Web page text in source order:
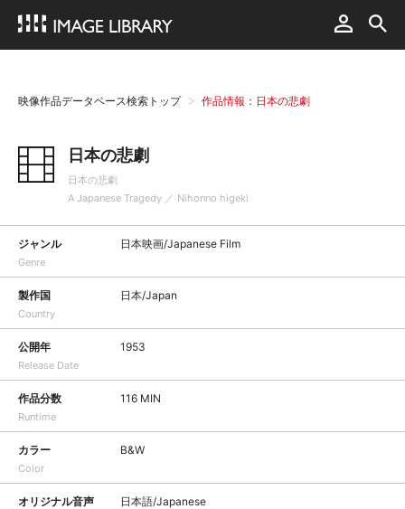
映像作品データベース検索トップ 作品情報：日本の悲劇
日本の悲劇
日本の悲劇
A Japanese Tragedy ／ Nihonno higeki
ジャンル
Genre
日本映画/Japanese Film
製作国
Country
日本/Japan
公開年
Release Date
1953
作品分数
Runtime
116 MIN
カラー
Color
B&W
オリジナル音声 日本語/Japanese